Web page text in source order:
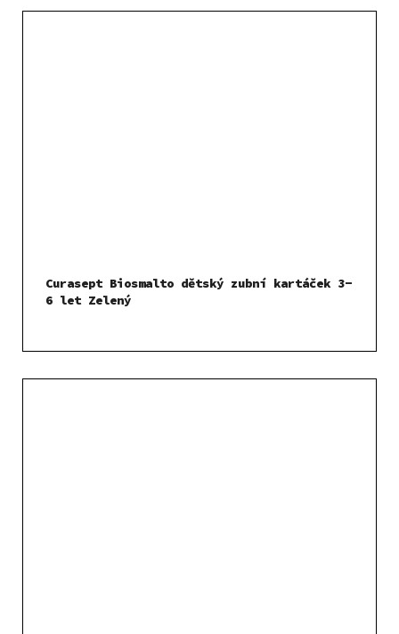
Curasept Biosmalto dětský zubní kartáček 3-
6 let Zelený